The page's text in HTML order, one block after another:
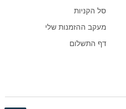
סל הקניות
מעקב ההזמנות שלי
דף התשלום